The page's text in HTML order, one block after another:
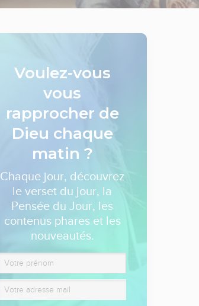
Voulez-vous
vous
rapprocher de
Dieu chaque
matin ?
Chaque jour, découvrez
le verset du jour, la
Pensée du Jour, les
contenus phares et les
nouveautés.